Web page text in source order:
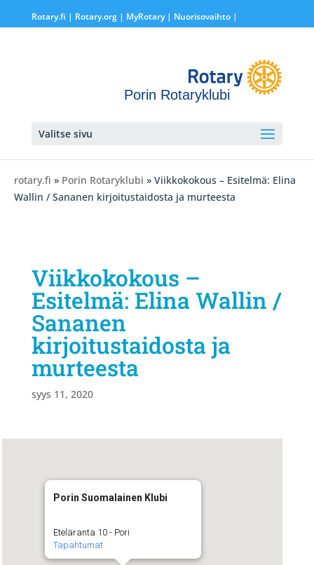
Rotary.fi | Rotary.org| MyRotary | Nuorisovaihto|
Porin Rotaryklubi
Valitse sivu
rotary.fi » Porin Rotaryklubi » Viikkokokous – Esitelmä: Elina
Wallin / Sananen kirjoitustaidosta ja murteesta
Viikkokokous –
Esitelmä: Elina Wallin /
Sananen
kirjoitustaidosta ja
murteesta
syys 11, 2020
Porin Suomalainen Klubi
Eteläranta 10 - Pori
Tapahtumat